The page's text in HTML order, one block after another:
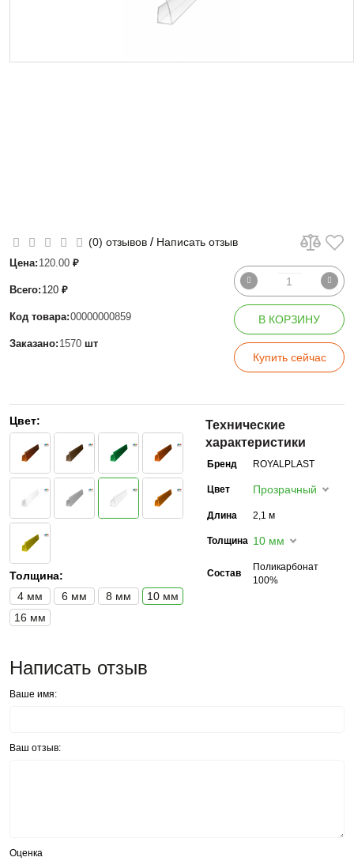
(0) отзывов / Написать отзыв
Цена: 120.00 ₽
Всего: 120 ₽
Код товара:00000000859
Заказано: 1570 шт
В КОРЗИНУ
Купить сейчас
Цвет:
Толщина:
4 мм
6 мм 8 мм
10 мм
16 мм
Технические
характеристики
Бренд ROYALPLAST
Цвет Прозрачный
Длина 2,1 м
Толщина 10 мм
Состав
Поликарбонат
100%
Написать отзыв
Ваше имя:
Ваш отзыв:
Оценка